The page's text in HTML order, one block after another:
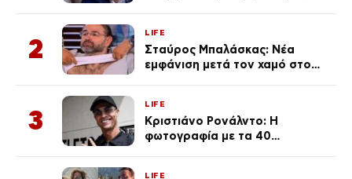
2
LIFE
Σταύρος Μπαλάσκας: Νέα
εμφάνιση μετά τον χαμό στο
3
LIFE
Κριστιάνο Ρονάλντο: Η
φωτογραφία με τα 40
LIFE